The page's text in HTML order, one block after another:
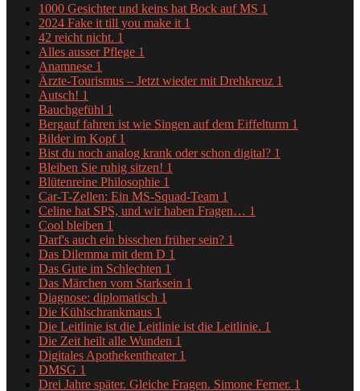
1000 Gesichter und keins hat Bock auf MS 1
2024 Fake it till you make it 1
42 reicht nicht. 1
Alles ausser Pflege 1
Anamnese 1
Ärzte-Tourismus – Jetzt wieder mit Drehkreuz 1
Autsch! 1
Bauchgefühl 1
Bergauf fahren ist wie Singen auf dem Eiffelturm 1
Bilder im Kopf 1
Bist du noch analog krank oder schon digital? 1
Bleiben Sie ruhig sitzen! 1
Blütenreine Philosophie 1
Car-T-Zellen: Ein MS-Squad-Team 1
Celine hat SPS, und wir haben Fragen… 1
Cool bleiben 1
Darf's auch ein bisschen früher sein? 1
Das Dilemma mit dem D 1
Das Gute im Schlechten 1
Das Märchen vom Starksein 1
Diagnose: diplomatisch 1
Die Kühlschrankmaus 1
Die Leitlinie ist die Leitlinie ist die Leitlinie. 1
Die Zeit heilt alle Wunden 1
Digitales Apothekentheater 1
DMSG 1
Drei Jahre später. Gleiche Fragen. Simone Ferner. 1